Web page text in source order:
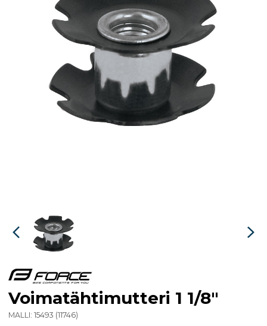
Voimatähtimutteri 1 1/8"
MALLI: 15493 (11746)